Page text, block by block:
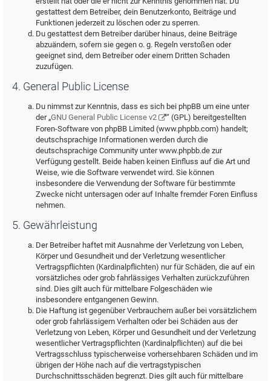
gestattest dem Betreiber, dein Benutzerkonto, Beiträge und
Funktionen jederzeit zu löschen oder zu sperren.
Du gestattest dem Betreiber darüber hinaus, deine Beiträge
abzuändern, sofern sie gegen o. g. Regeln verstoßen oder
geeignet sind, dem Betreiber oder einem Dritten Schaden
zuzufügen.
4. General Public License
Du nimmst zur Kenntnis, dass es sich bei phpBB um eine unter
der „GNU General Public License v2
“ (GPL) bereitgestellten
Foren-Software von phpBB Limited (www.phpbb.com) handelt;
deutschsprachige Informationen werden durch die
deutschsprachige Community unter www.phpbb.de zur
Verfügung gestellt. Beide haben keinen Einfluss auf die Art und
Weise, wie die Software verwendet wird. Sie können
insbesondere die Verwendung der Software für bestimmte
Zwecke nicht untersagen oder auf Inhalte fremder Foren Einfluss
nehmen.
5. Gewährleistung
Der Betreiber haftet mit Ausnahme der Verletzung von Leben,
Körper und Gesundheit und der Verletzung wesentlicher
Vertragspflichten (Kardinalpflichten) nur für Schäden, die auf ein
vorsätzliches oder grob fahrlässiges Verhalten zurückzuführen
sind. Dies gilt auch für mittelbare Folgeschäden wie
insbesondere entgangenen Gewinn.
Die Haftung ist gegenüber Verbrauchern außer bei vorsätzlichem
oder grob fahrlässigem Verhalten oder bei Schäden aus der
Verletzung von Leben, Körper und Gesundheit und der Verletzung
wesentlicher Vertragspflichten (Kardinalpflichten) auf die bei
Vertragsschluss typischerweise vorhersehbaren Schäden und im
übrigen der Höhe nach auf die vertragstypischen
Durchschnittsschäden begrenzt. Dies gilt auch für mittelbare